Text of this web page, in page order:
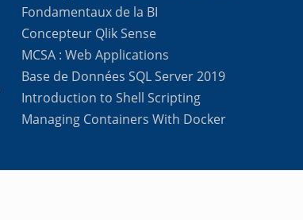
Fondamentaux de la BI
Concepteur Qlik Sense
MCSA : Web Applications
Base de Données SQL Server 2019
Introduction to Shell Scripting
Managing Containers With Docker